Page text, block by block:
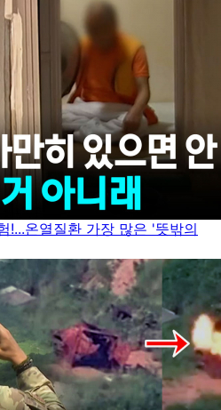
!...온열질환 가장 많은 '뜻밖의